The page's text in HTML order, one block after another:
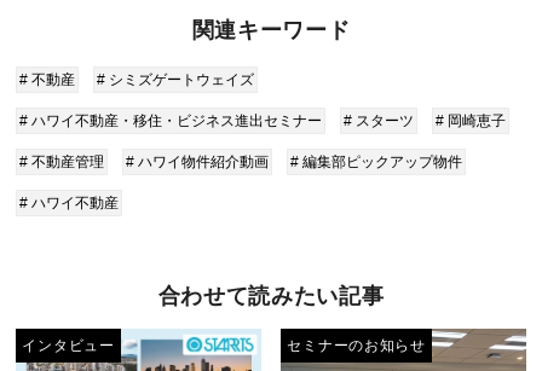
関連キーワード
# 不動産 # シミズゲートウェイズ
# ハワイ不動産・移住・ビジネス進出セミナー # スターツ # 岡崎恵子
# 不動産管理 # ハワイ物件紹介動画 # 編集部ピックアップ物件
# ハワイ不動産
合わせて読みたい記事
インタビュー セミナーのお知らせ